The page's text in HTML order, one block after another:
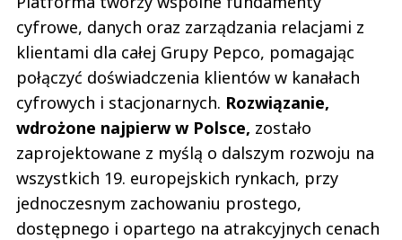
cyfrowe, danych oraz zarządzania relacjami z
klientami dla całej Grupy Pepco, pomagając
połączyć doświadczenia klientów w kanałach
cyfrowych i stacjonarnych. Rozwiązanie,
wdrożone najpierw w Polsce, zostało
zaprojektowane z myślą o dalszym rozwoju na
wszystkich 19. europejskich rynkach, przy
jednoczesnym zachowaniu prostego,
dostępnego i opartego na atrakcyjnych cenach